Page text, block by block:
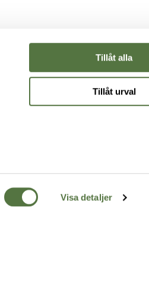
Visa detaljer
Tillåt alla
Tillåt urval